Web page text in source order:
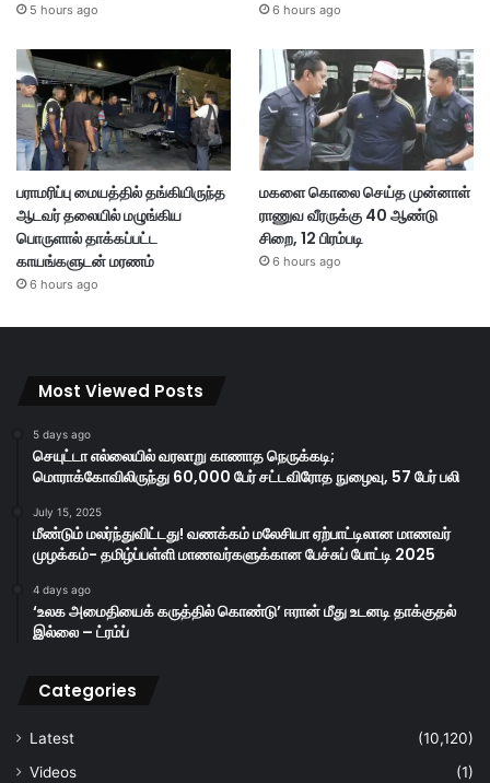
5 hours ago 6 hours ago
பராமரிப்பு மையத்தில் தங்கியிருந்த
ஆடவர் தலையில் மழுங்கிய
பொருளால் தாக்கப்பட்ட
காயங்களுடன் மரணம்
6 hours ago
மகளை கொலை செய்த முன்னாள்
ராணுவ வீரருக்கு 40 ஆண்டு
சிறை, 12 பிரம்படி
6 hours ago
Most Viewed Posts
5 days ago
செயுட்டா எல்லையில் வரலாறு காணாத நெருக்கடி;
மொராக்கோவிலிருந்து 60,000 பேர் சட்டவிரோத நுழைவு, 57 பேர் பலி
July 15, 2025
மீண்டும் மலர்ந்துவிட்டது! வணக்கம் மலேசியா ஏற்பாட்டிலான மாணவர்
முழக்கம்- தமிழ்ப்பள்ளி மாணவர்களுக்கான பேச்சுப் போட்டி 2025
4 days ago
‘உலக அமைதியைக் கருத்தில் கொண்டு’ ஈரான் மீது உடனடி தாக்குதல்
இல்லை – ட்ரம்ப்
Categories
Latest
(10,120)
Videos
(1)